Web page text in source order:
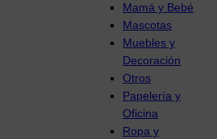
Mamá y Bebé
Mascotas
Muebles y
Decoración
Otros
Papelería y
Oficina
Ropa y